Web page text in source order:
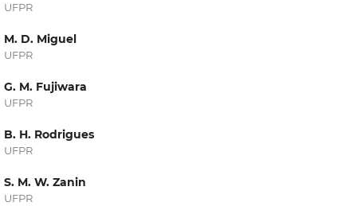
UFPR
M. D. Miguel
UFPR
G. M. Fujiwara
UFPR
B. H. Rodrigues
UFPR
S. M. W. Zanin
UFPR